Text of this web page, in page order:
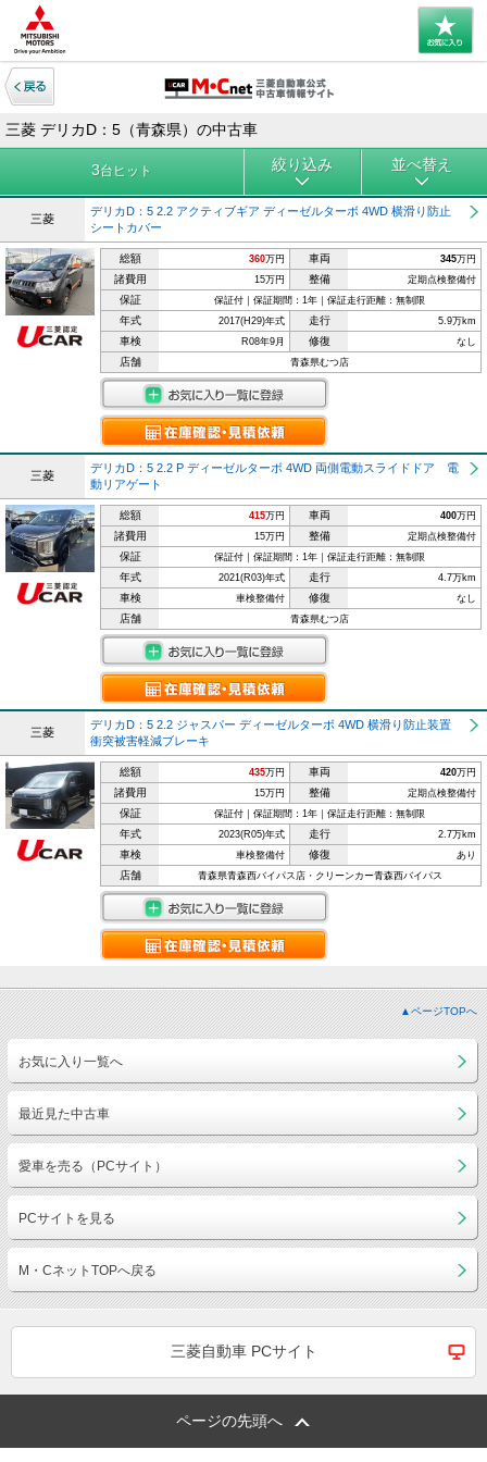
三菱 デリカD：5（青森県）の中古車
3台ヒット 絞り込み 並べ替え
三菱
デリカD：5 2.2 アクティブギア ディーゼルターボ 4WD 横滑り防止
シートカバー
総額 360万円 車両 345万円
諸費用 15万円 整備 定期点検整備付
保証 保証付｜保証期間：1年｜保証走行距離：無制限
年式 2017(H29)年式 走行 5.9万km
車検 R08年9月 修復 なし
店舗 青森県むつ店
三菱
デリカD：5 2.2 P ディーゼルターボ 4WD 両側電動スライドドア 電
動リアゲート
総額 415万円 車両 400万円
諸費用 15万円 整備 定期点検整備付
保証 保証付｜保証期間：1年｜保証走行距離：無制限
年式 2021(R03)年式 走行 4.7万km
車検 車検整備付 修復 なし
店舗 青森県むつ店
三菱
デリカD：5 2.2 ジャスパー ディーゼルターボ 4WD 横滑り防止装置
衝突被害軽減ブレーキ
総額 435万円 車両 420万円
諸費用 15万円 整備 定期点検整備付
保証 保証付｜保証期間：1年｜保証走行距離：無制限
年式 2023(R05)年式 走行 2.7万km
車検 車検整備付 修復 あり
店舗 青森県青森西バイパス店・クリーンカー青森西バイパス
▲ページTOPへ
お気に入り一覧へ
最近見た中古車
愛車を売る（PCサイト）
PCサイトを見る
M・CネットTOPへ戻る
三菱自動車 PCサイト
ページの先頭へ